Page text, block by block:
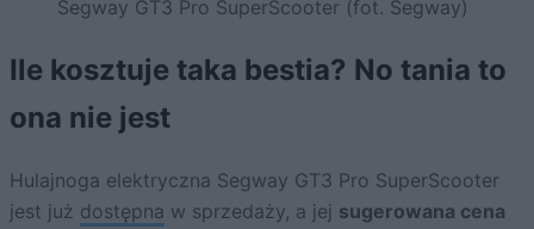
Segway GT3 Pro SuperScooter (fot. Segway)
Ile kosztuje taka bestia? No tania to
ona nie jest
Hulajnoga elektryczna Segway GT3 Pro SuperScooter
jest już dostępna w sprzedaży, a jej sugerowana cena